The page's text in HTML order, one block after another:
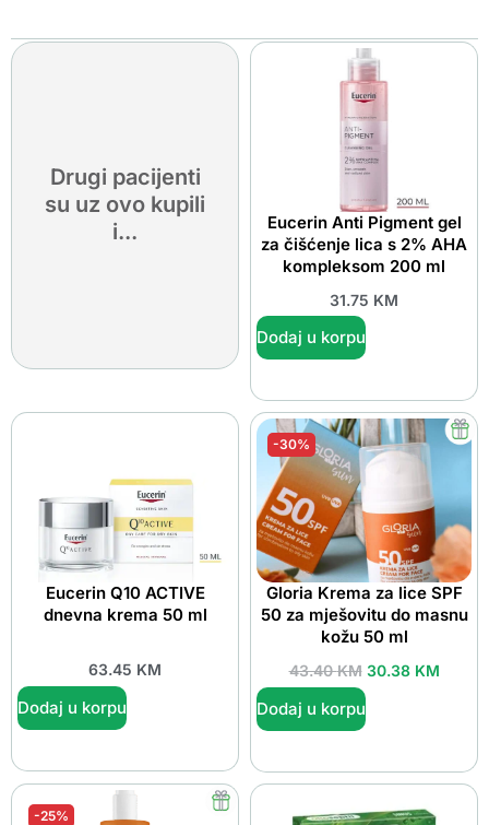
Drugi pacijenti
su uz ovo kupili
i...
Eucerin Anti Pigment gel
za čišćenje lica s 2% AHA
kompleksom 200 ml
31.75 KM
Dodaj u korpu
Eucerin Q10 ACTIVE
dnevna krema 50 ml
63.45 KM
Dodaj u korpu
-30%
Gloria Krema za lice SPF
50 za mješovitu do masnu
kožu 50 ml
43.40KM 30.38 KM
Dodaj u korpu
-25%